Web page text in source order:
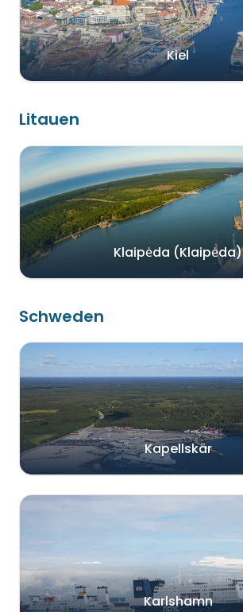
Kiel
Litauen
Klaipėda (Klaipėda)
Schweden
Kapellskär
Karlshamn